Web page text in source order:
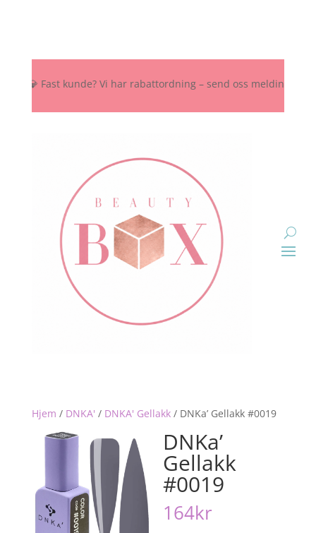
💎 Fast kunde? Vi har rabattordning – send oss melding her,
Hjem / DNKA' / DNKA' Gellakk/ DNKa’ Gellakk #0019
DNKa’
Gellakk
#0019
164kr